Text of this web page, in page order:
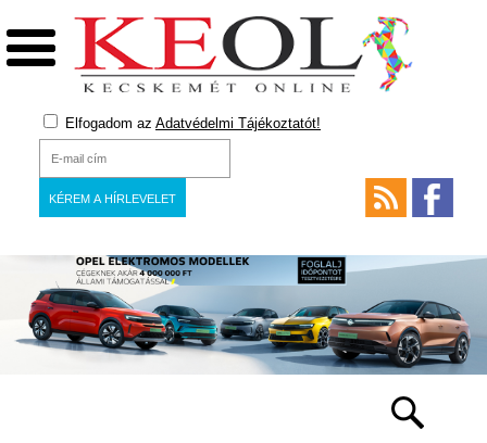
Elfogadom az Adatvédelmi Tájékoztatót!